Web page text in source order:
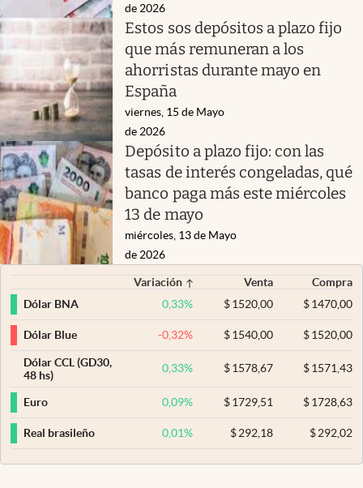
de 2026
Estos sos depósitos a plazo fijo
que más remuneran a los
ahorristas durante mayo en
España
viernes, 15 de Mayo
de 2026
Depósito a plazo fijo: con las
tasas de interés congeladas, qué
banco paga más este miércoles
13 de mayo
miércoles, 13 de Mayo
de 2026
Variación Venta
Compra
Dólar BNA
0,33% $ 1520,00 $1470,00
Dólar Blue -0,32% $ 1540,00 $1520,00
Dólar CCL (GD30,
48 hs)
0,33% $ 1578,67 $1571,43
Euro 0,09% $ 1729,51 $1728,63
Real brasileño 0,01% $ 292,18 $292,02